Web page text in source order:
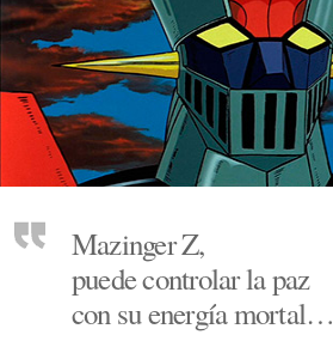
Mazinger Z,
puede controlar la paz
con su energía mortal…